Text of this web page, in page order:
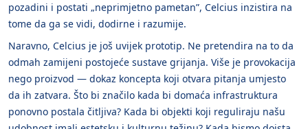
pozadini i postati „neprimjetno pametan”, Celcius inzistira na
tome da ga se vidi, dodirne i razumije.
Naravno, Celcius je još uvijek prototip. Ne pretendira na to da
odmah zamijeni postojeće sustave grijanja. Više je provokacija
nego proizvod — dokaz koncepta koji otvara pitanja umjesto
da ih zatvara. Što bi značilo kada bi domaća infrastruktura
ponovno postala čitljiva? Kada bi objekti koji reguliraju našu